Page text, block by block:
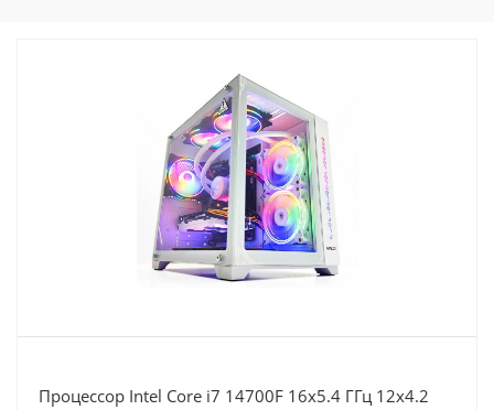
Процессор Intel Core i7 14700F 16x5.4 ГГц 12x4.2